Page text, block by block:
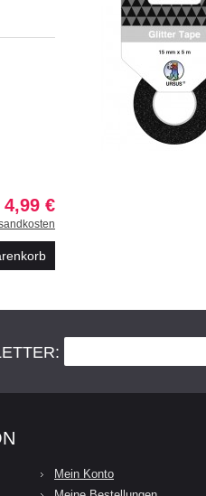
4,99 €
Mein Konto